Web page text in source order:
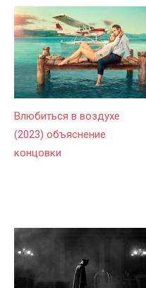
Влюбиться в воздухе
(2023) объяснение
концовки